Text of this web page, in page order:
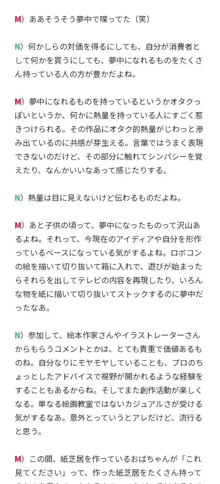
M）ああそうそう夢中で喋ってた（笑）
N）何かしらの対価を得るにしても、自分が消費者と
して何かを買うにしても、夢中になれるものをたくさ
ん持っている人の方が豊かだよね。
M）夢中になれるものを持っているというかオタクっ
ぽいというか、何かに熱量を持っている人にすごく惹
きつけられる。その作品にオタク的熱量がじわっと滲
み出ているのに共感が芽生える。言葉ではうまく表現
できないのだけど、その部分に触れてシンパシーを覚
えたり、なんかいいなあって感じたりする。
N）熱量は目に見えないけど伝わるものだよね。
M）あと子供の頃って、夢中になったものって沢山あ
るよね。それって、今現在のアイディアや自分を形作
っているベースになっている気がするよね。ロボコン
の絵を描いて切り抜いて箱に入れで、遊びが始まった
らそれらを出してテレビの内容を再現したり、いろん
な物を紙に描いて切り抜いてストックするのに夢中だ
ったなあ。
N）参加して、絵本作家さんやイラストレーターさん
からもらうコメントとかは、とても貴重で価値あるも
のね。自分なりにモヤモヤしていることも、プロのち
ょっとしたアドバイスで視野が開かれるような経験を
することもあるからね。そしてまた創作活動が楽しく
なる。単なる絵画教室ではないカジュアルさが受ける
気がするなあ。意外とっていうとアレだけど、流行る
と思う。
M）この間、紙芝居を作っているおばちゃんが「これ
見てください」って、作った紙芝居をたくさん持って